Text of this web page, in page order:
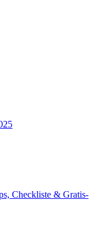
Checkliste & Gratis-